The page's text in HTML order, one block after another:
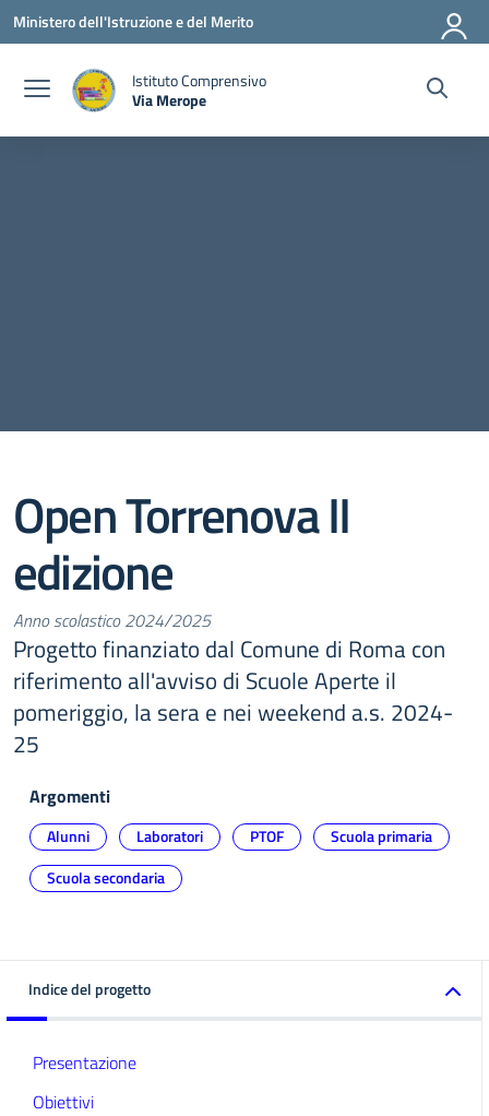
Vai ai contenuti
Vai al menu di navigazione
Vai al footer
Ministero dell'Istruzione e del Merito
Istituto Comprensivo
Via Merope
Open Torrenova II
edizione
Anno scolastico 2024/2025
Progetto finanziato dal Comune di Roma con
riferimento all'avviso di Scuole Aperte il
pomeriggio, la sera e nei weekend a.s. 2024-
25
Argomenti
Alunni Laboratori PTOF
Scuola primaria
Scuola secondaria
Indice del progetto
Presentazione
Obiettivi